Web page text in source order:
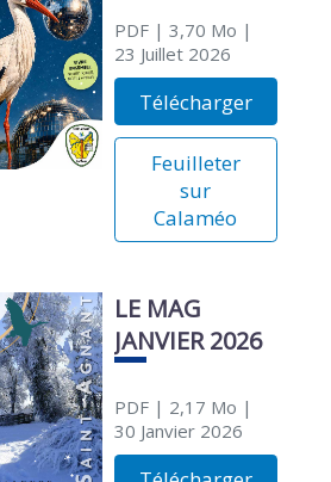
PDF| 3,70 Mo |
23 Juillet 2026
Télécharger
Feuilleter
sur
Calaméo
LE MAG
JANVIER 2026
PDF| 2,17 Mo |
30 Janvier 2026